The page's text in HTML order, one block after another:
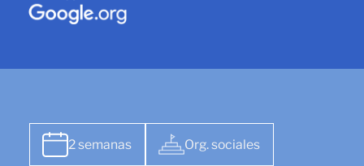
2 semanas Org. sociales